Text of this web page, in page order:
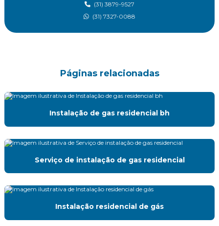
Instalação de gas glp
Instalação de gas residencial
Instalação de gas residencial bh
Instalação de glp predial
Instalação residencial de gás
Laudo de estanqueidade de gás
Manutenção preventiva e corretiva gás
(31) 3879-9527
(31) 7327-0088
Páginas relacionadas
Instalação de gas residencial bh
Serviço de instalação de gas residencial
Instalação residencial de gás